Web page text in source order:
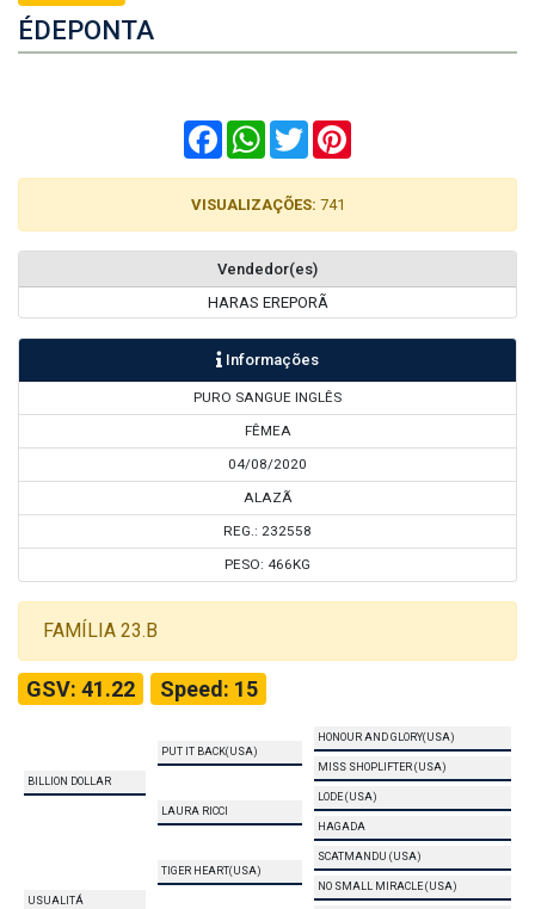
ÉDEPONTA
FacebookWhatsApp
Twitter
VISUALIZAÇÕES: 741
Vendedor(es)
HARAS EREPORÃ
Informações
PURO SANGUE INGLÊS
FÊMEA
04/08/2020
ALAZÃ
REG.: 232558
PESO: 466KG
FAMÍLIA 23.B
GSV: 41.22 Speed: 15
BILLION DOLLAR
PUT IT BACK(USA)
HONOUR AND GLORY(USA)
MISS SHOPLIFTER (USA)
LAURA RICCI
LODE (USA)
HAGADA
USUALITÁ
TIGER HEART(USA)
SCATMANDU (USA)
NO SMALL MIRACLE (USA)